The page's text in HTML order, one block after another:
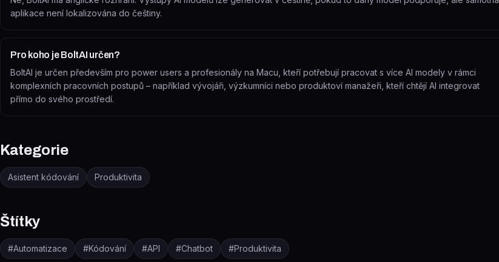
aplikace není lokalizována do češtiny.
Pro koho je BoltAI určen?
BoltAI je určen především pro power users a profesionály na Macu, kteří potřebují pracovat s více AI modely v rámci
komplexních pracovních postupů – například vývojáři, výzkumníci nebo produktoví manažeři, kteří chtějí AI integrovat
přímo do svého prostředí.
Kategorie
Asistent kódování Produktivita
Štítky
#Automatizace #Kódování #API #Chatbot #Produktivita